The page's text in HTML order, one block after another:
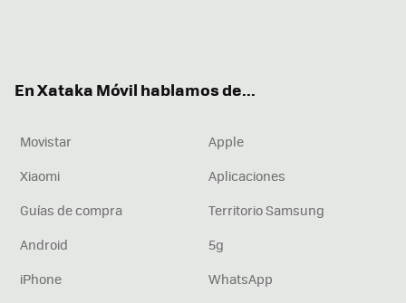
En Xataka Móvil hablamos de...
Movistar
Apple
Xiaomi
Aplicaciones
Guías de compra
Territorio Samsung
Android
5g
iPhone
WhatsApp